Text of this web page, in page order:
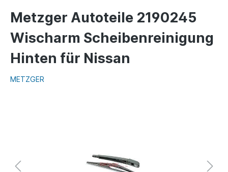
Metzger Autoteile 2190245
Wischarm Scheibenreinigung
Hinten für Nissan
METZGER